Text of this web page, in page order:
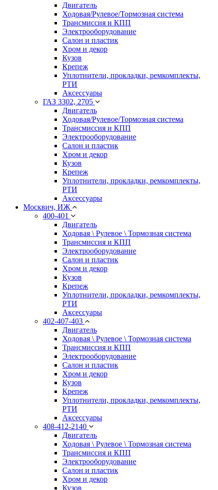
Двигатель
Ходовая/Рулевое/Тормозная система
Трансмиссия и КПП
Электрооборудование
Салон и пластик
Хром и декор
Кузов
Крепеж
Уплотнители, прокладки, ремкомплекты,
РТИ
Аксессуары
ГАЗ 3302, 2705
Двигатель
Ходовая/Рулевое/Тормозная система
Трансмиссия и КПП
Электрооборудование
Салон и пластик
Хром и декор
Кузов
Крепеж
Уплотнители, прокладки, ремкомплекты,
РТИ
Аксессуары
Москвич, ИЖ
400-401
Двигатель
Ходовая \ Рулевое \ Тормозная система
Трансмиссия и КПП
Электрооборудование
Салон и пластик
Хром и декор
Кузов
Крепеж
Уплотнители, прокладки, ремкомплекты,
РТИ
Аксессуары
402-407-403
Двигатель
Ходовая \ Рулевое \ Тормозная система
Трансмиссия и КПП
Электрооборудование
Салон и пластик
Хром и декор
Кузов
Крепеж
Уплотнители, прокладки, ремкомплекты,
РТИ
Аксессуары
408-412-2140
Двигатель
Ходовая \ Рулевое \ Тормозная система
Трансмиссия и КПП
Электрооборудование
Салон и пластик
Хром и декор
Кузов